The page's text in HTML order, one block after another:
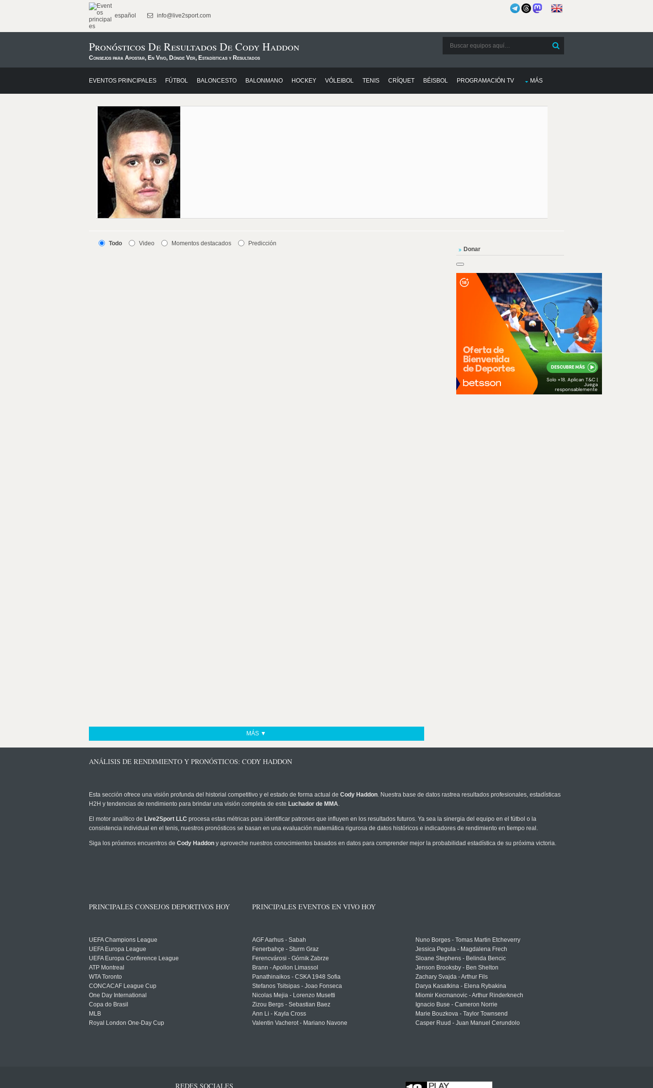
español info@live2sport.com
Pronósticos De Resultados De Cody Haddon
Consejos para Apostar, En Vivo, Dónde Ver, Estadísticas y Resultados
EVENTOS PRINCIPALES FÚTBOL BALONCESTO BALONMANO HOCKEY VÓLEIBOL TENIS CRÍQUET BÉISBOL PROGRAMACIÓN TV MÁS
Todo Video Momentos destacados Predicción
MÁS ▼
Donar
ANÁLISIS DE RENDIMIENTO Y PRONÓSTICOS: CODY HADDON
Esta sección ofrece una visión profunda del historial competitivo y el estado de forma actual de Cody Haddon. Nuestra base de datos rastrea resultados profesionales, estadísticas
H2H y tendencias de rendimiento para brindar una visión completa de este Luchador de MMA.
El motor analítico de Live2Sport LLC procesa estas métricas para identificar patrones que influyen en los resultados futuros. Ya sea la sinergia del equipo en el fútbol o la
consistencia individual en el tenis, nuestros pronósticos se basan en una evaluación matemática rigurosa de datos históricos e indicadores de rendimiento en tiempo real.
Siga los próximos encuentros de Cody Haddon y aproveche nuestros conocimientos basados en datos para comprender mejor la probabilidad estadística de su próxima victoria.
PRINCIPALES CONSEJOS DEPORTIVOS HOY
UEFA Champions League
UEFA Europa League
UEFA Europa Conference League
ATP Montreal
WTA Toronto
CONCACAF League Cup
One Day International
Copa do Brasil
MLB
Royal London One-Day Cup
PRINCIPALES EVENTOS EN VIVO HOY
AGF Aarhus - Sabah
Fenerbahçe - Sturm Graz
Ferencvárosi - Górnik Zabrze
Brann - Apollon Limassol
Panathinaikos - CSKA 1948 Sofia
Stefanos Tsitsipas - Joao Fonseca
Nicolas Mejia - Lorenzo Musetti
Zizou Bergs - Sebastian Baez
Ann Li - Kayla Cross
Valentin Vacherot - Mariano Navone
Nuno Borges - Tomas Martin Etcheverry
Jessica Pegula - Magdalena Frech
Sloane Stephens - Belinda Bencic
Jenson Brooksby - Ben Shelton
Zachary Svajda - Arthur Fils
Darya Kasatkina - Elena Rybakina
Miomir Kecmanovic - Arthur Rinderknech
Ignacio Buse - Cameron Norrie
Marie Bouzkova - Taylor Townsend
Casper Ruud - Juan Manuel Cerundolo
REDES SOCIALES